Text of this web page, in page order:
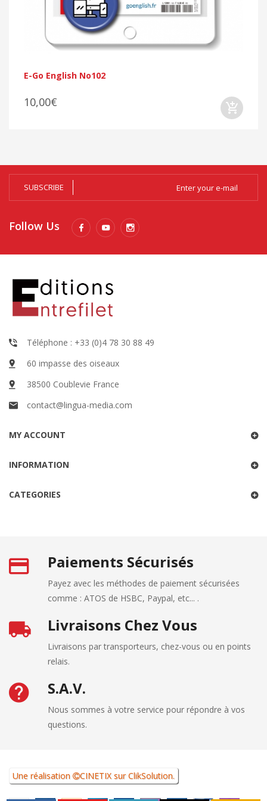
E-Go English No102
10,00€
SUBSCRIBE
Follow Us
Téléphone : +33 (0)4 78 30 88 49
60 impasse des oiseaux
38500 Coublevie France
contact@lingua-media.com
MY ACCOUNT
INFORMATION
CATEGORIES
Paiements Sécurisés
Payez avec les méthodes de paiement sécurisées
comme : ATOS de HSBC, Paypal, etc... .
Livraisons Chez Vous
Livraisons par transporteurs, chez-vous ou en points
relais.
S.A.V.
Nous sommes à votre service pour répondre à vos
questions.
Une réalisation CINETIX surClikSolution.